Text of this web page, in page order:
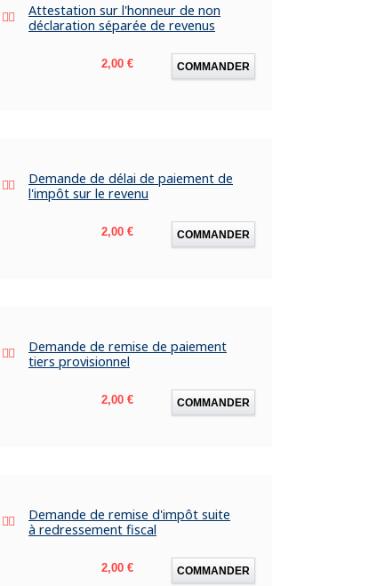
Attestation sur l'honneur de non
déclaration séparée de revenus
Prix
2,00 € COMMANDER
Demande de délai de paiement de
l'impôt sur le revenu
Prix
2,00 € COMMANDER
Demande de remise de paiement
tiers provisionnel
Prix
2,00 € COMMANDER
Demande de remise d'impôt suite
à redressement fiscal
Prix
2,00 € COMMANDER